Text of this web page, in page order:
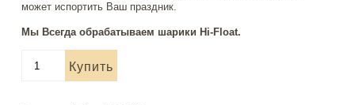
может испортить Ваш праздник.
Мы Всегда обрабатываем шарики Hi-Float.
товара
Купить